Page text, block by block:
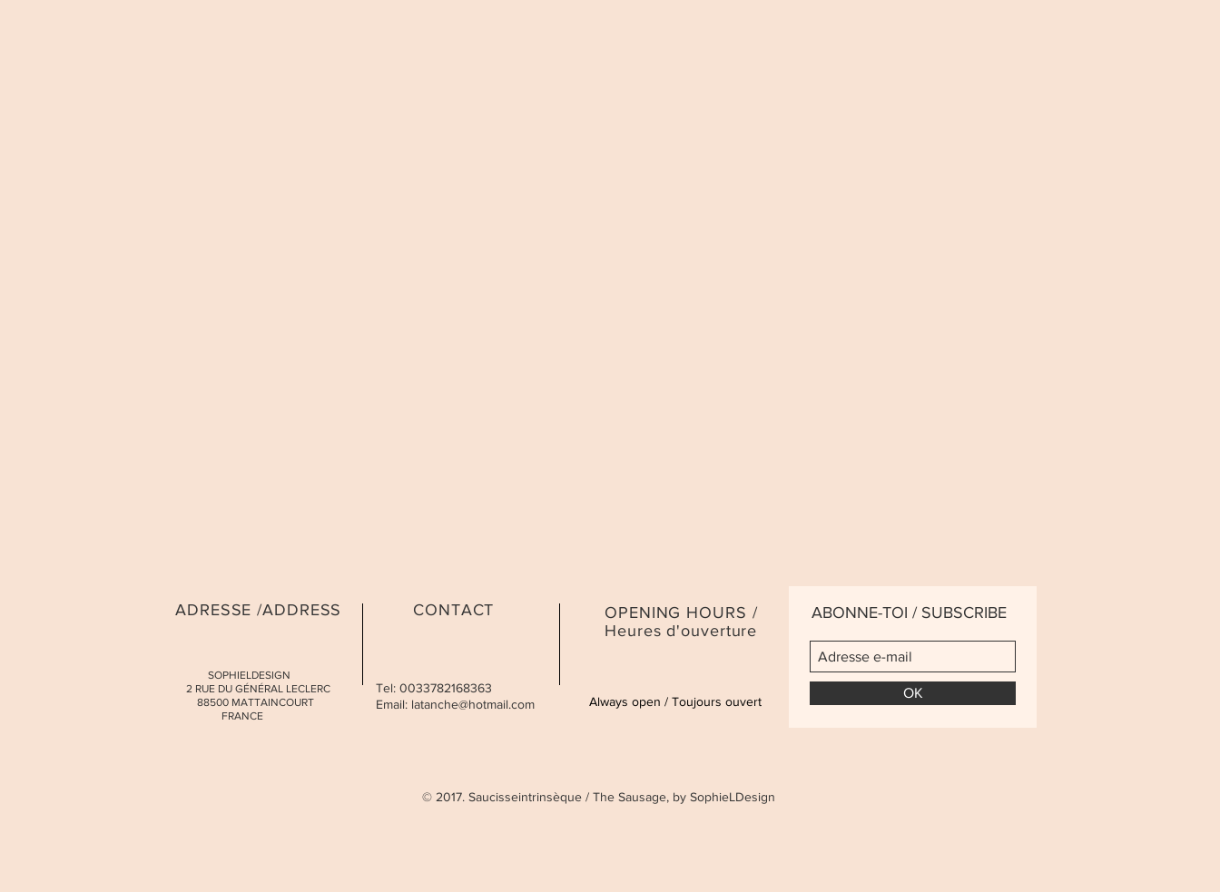
ADRESSE /ADDRESS
SOPHIELDESIGN
2 RUE DU GÉNÉRAL LECLERC
88500 MATTAINCOURT
FRANCE
CONTACT
Tel: 0033782168363
Email: latanche@hotmail.com
OPENING HOURS /
Heures d'ouverture
Always open / Toujours ouvert
ABONNE-TOI / SUBSCRIBE
OK
© 2017. Saucisseintrinsèque / The Sausage, by SophieLDesign